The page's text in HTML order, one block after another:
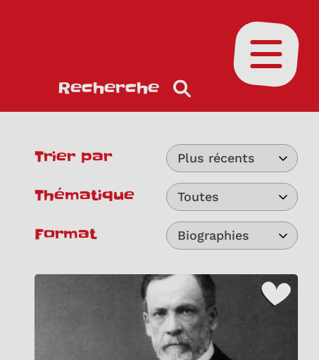
Recherche
Ouvrir le
Trier par Plus récents
Thématique Toutes
Format Biographies